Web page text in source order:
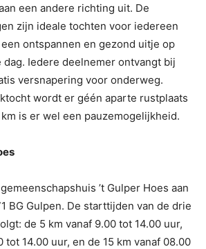
een andere richting uit. De
zijn ideale tochten voor iedereen
ontspannen en gezond uitje op
Iedere deelnemer ontvangt bij
versnapering voor onderweg.
wordt er géén aparte rustplaats
is er wel een pauzemogelijkheid.
’t Gulper Hoes aan
BG Gulpen. De starttijden van de drie
de 5 km vanaf 9.00 tot 14.00 uur,
tot 14.00 uur, en de 15 km vanaf 08.00